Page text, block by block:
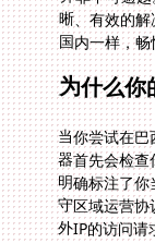
国内一样，
为什么你
当你尝试在巴
器首先会检
明确标注了你
守区域运营协
外IP的访问
制”提示的根